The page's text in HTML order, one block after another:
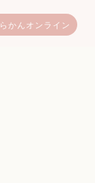
らかんオンライン